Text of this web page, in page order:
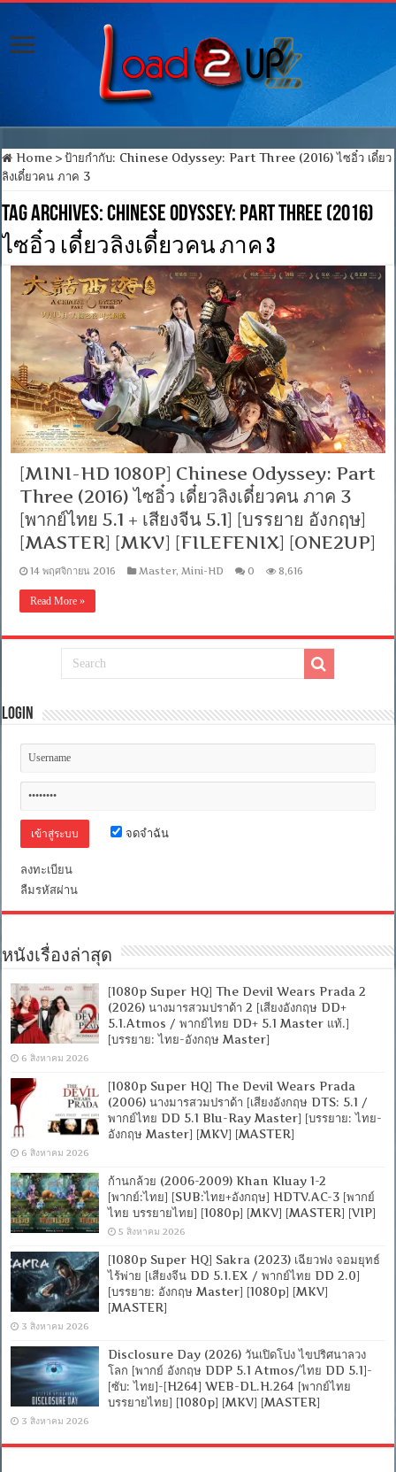
Home > ป้ายกำกับ: Chinese Odyssey: Part Three (2016) ไซอิ๋ว เดี๋ยว
ลิงเดี๋ยวคน ภาค 3
Tag Archives:Chinese Odyssey: Part Three (2016)
ไซอิ๋ว เดี๋ยวลิงเดี๋ยวคน ภาค 3
[MINI-HD 1080P] Chinese Odyssey: Part
Three (2016) ไซอิ๋ว เดี๋ยวลิงเดี๋ยวคน ภาค 3
[พากย์ไทย 5.1 + เสียงจีน 5.1] [บรรยาย อังกฤษ]
[MASTER] [MKV] [FILEFENIX] [ONE2UP]
14 พฤศจิกายน 2016 Master, Mini-HD 0 8,616
Read More »
Login
จดจำฉัน
ลงทะเบียน
ลืมรหัสผ่าน
หนังเรื่องล่าสุด
[1080p Super HQ] The Devil Wears Prada 2
(2026) นางมารสวมปราด้า 2 [เสียงอังกฤษ DD+
5.1.Atmos / พากย์ไทย DD+ 5.1 Master แท้.]
[บรรยาย: ไทย-อังกฤษ Master]
6 สิงหาคม 2026
[1080p Super HQ] The Devil Wears Prada
(2006) นางมารสวมปราด้า [เสียงอังกฤษ DTS: 5.1 /
พากย์ไทย DD 5.1 Blu-Ray Master] [บรรยาย: ไทย-
อังกฤษ Master] [MKV] [MASTER]
6 สิงหาคม 2026
ก้านกล้วย (2006-2009) Khan Kluay 1-2
[พากย์:ไทย] [SUB:ไทย+อังกฤษ] HDTV.AC-3 [พากย์
ไทย บรรยายไทย] [1080p] [MKV] [MASTER] [VIP]
5 สิงหาคม 2026
[1080p Super HQ] Sakra (2023) เฉียวฟง จอมยุทธ์
ไร้พ่าย [เสียงจีน DD 5.1.EX / พากย์ไทย DD 2.0]
[บรรยาย: อังกฤษ Master] [1080p] [MKV]
[MASTER]
3 สิงหาคม 2026
Disclosure Day (2026) วันเปิดโปง ไขปริศนาลวง
โลก [พากย์ อังกฤษ DDP 5.1 Atmos/ไทย DD 5.1]-
[ซับ: ไทย]-[H264] WEB-DL.H.264 [พากย์ไทย
บรรยายไทย] [1080p] [MKV] [MASTER]
3 สิงหาคม 2026